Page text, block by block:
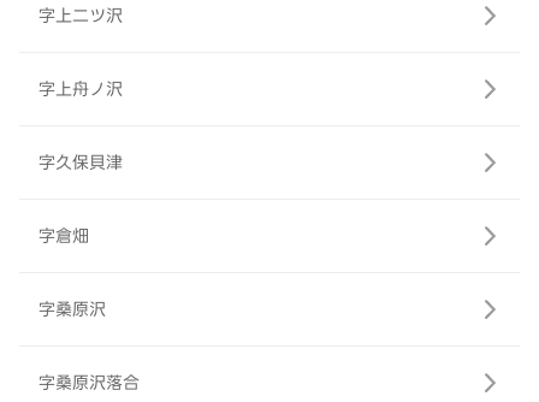
字上二ツ沢
字上舟ノ沢
字久保貝津
字倉畑
字桑原沢
字桑原沢落合